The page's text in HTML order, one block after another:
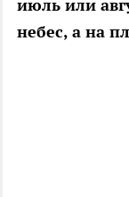
июль или
небес, а на